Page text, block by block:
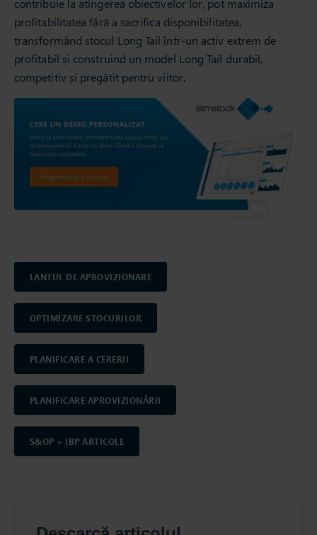
profitabilitatea fără a sacrifica disponibilitatea,
transformând stocul Long Tail într-un activ extrem de
profitabil și construind un model Long Tail durabil,
competitiv și pregătit pentru viitor.
LANTUL DE APROVIZIONARE
OPTIMIZARE STOCURILOR
PLANIFICARE A CERERII
PLANIFICARE APROVIZIONĂRII
S&OP + IBP ARTICOLE